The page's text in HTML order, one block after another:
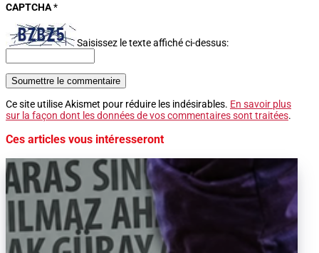
CAPTCHA*
Saisissez le texte affiché ci-dessus:
Soumettre le commentaire
Ce site utilise Akismet pour réduire les indésirables. En savoir plus
sur la façon dont les données de vos commentaires sont traitées.
Ces articles vous intéresseront